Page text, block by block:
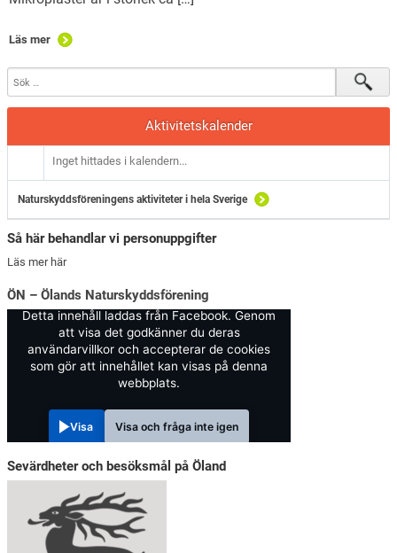
Läs mer
Aktivitetskalender
Inget hittades i kalendern...
Naturskyddsföreningens aktiviteter i hela Sverige
Så här behandlar vi personuppgifter
Läs mer här
ÖN – Ölands Naturskyddsförening
Detta innehåll laddas från Facebook. Genom
att visa det godkänner du deras
användarvillkor och accepterar de cookies
som gör att innehållet kan visas på denna
webbplats.
Visa Visa och fråga inte igen
Sevärdheter och besöksmål på Öland